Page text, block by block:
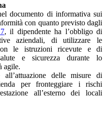
documento di informativa sui
con quanto previsto dagli
, il dipendente ha l’obbligo di
aziendali, di utilizzare le
le istruzioni ricevute e di
e sicurezza durante lo
agile.
delle misure di
per fronteggiare i rischi
all’esterno dei locali